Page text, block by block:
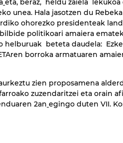
eta, beraz, heldu zaiela
unea. Hala jasotzen du
ohorezko presidenteak
politikoari amaiera
helburuak beteta daudela:
borroka armatuaren
zien proposamena
zuzendaritzei eta orain
2an egingo duten VII.